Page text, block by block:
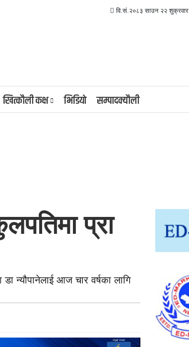
वि.सं.२०८३ साउन २२ शुक्रवार
खित्कौली कक्ष भिडियाे सम्पादक्यौली
प्रा
न्यौपानेलाई आज चार वर्षका लागि